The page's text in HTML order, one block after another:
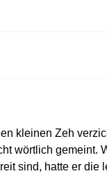
kleinen Zeh
wörtlich gemeint.
sind, hatte er die